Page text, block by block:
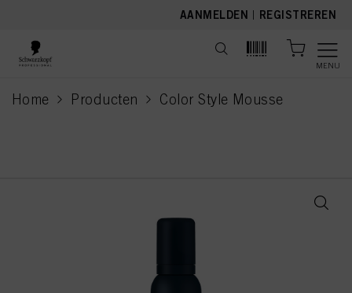
AANMELDEN | REGISTREREN
MENU
Home Producten Color Style Mousse
current page